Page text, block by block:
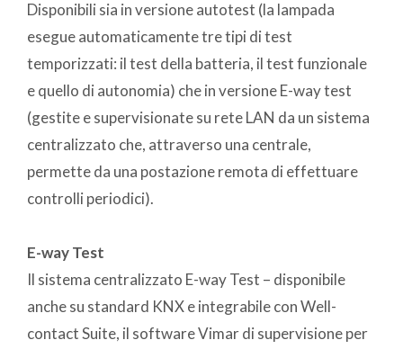
Disponibili sia in versione autotest (la lampada
esegue automaticamente tre tipi di test
temporizzati: il test della batteria, il test funzionale
e quello di autonomia) che in versione E-way test
(gestite e supervisionate su rete LAN da un sistema
centralizzato che, attraverso una centrale,
permette da una postazione remota di effettuare
controlli periodici).
E-way Test
Il sistema centralizzato E-way Test – disponibile
anche su standard KNX e integrabile con Well-
contact Suite, il software Vimar di supervisione per